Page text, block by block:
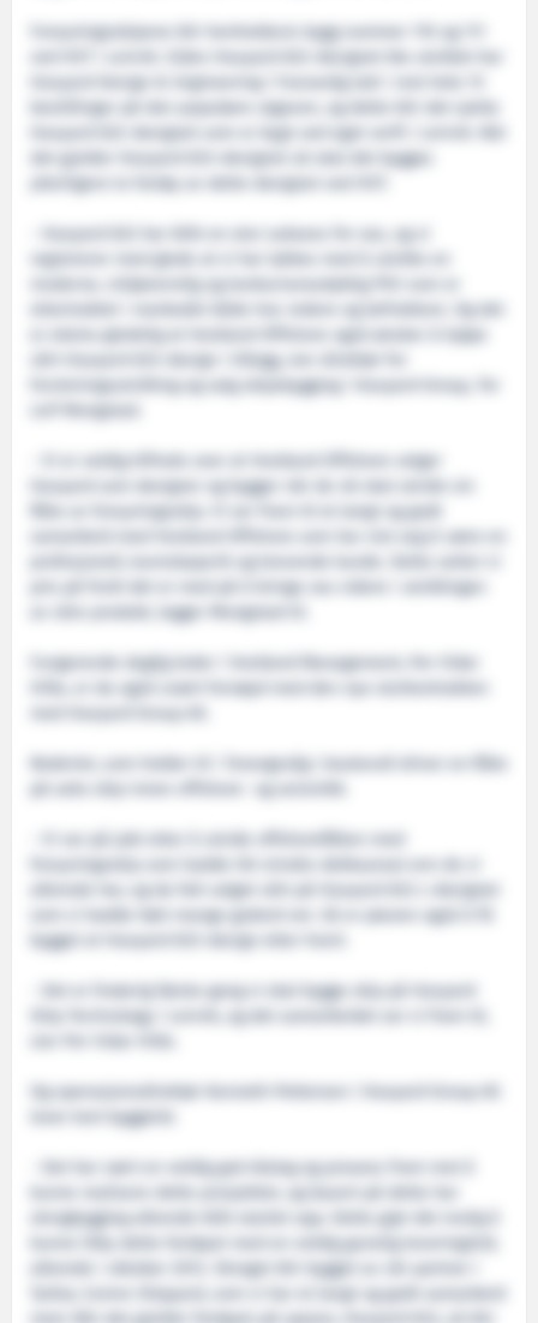
Forsyningsskipene blir henholdsvis bygg nummer 110 og 111
ved HST i Leirvik. Siden Havyard 832-designet ble utviklet har
Havyard Design & Engineering i Fosnavåg tatt i mot hele 15
bestillinger på den populære utgaven, og dette blir det sjette
Havyard 832-designet som er bygt ved eget verft i Leirvik. Når
det gjelder Havyard 833-designet så skal det bygges
ytterligere to fartøy av dette designet ved HST.
- Havyard 832 har blitt en stor suksess for oss, og vi
registrerer med glede at vi har lykkes med å utvikle en
moderne, miljøvennlig og konkurransedyktig PSV som er
ettertraktet i markedet både hos redere og befraktere. Og det
er ekstra gledelig at Vestland Offshore også ønsker å kjøpe
vårt Havyard 833-design i tillegg, sier direktør for
forretningsutvikling og salg skipsbygging i Havyard Group, Tor
Leif Mongstad.
- Vi er veldig tilfreds over at Vestland Offshore velger
Havyard som designer og bygger når de nå skal utvide sin
flåte av forsyningsskip. Vi ser fram til et langt og godt
samarbeid med Vestland Offshore som har vist seg å være en
profesjonell, kunnskapsrik og krevende kunde. Dette setter vi
pris på fordi det er med på å bringe oss videre i utviklingen
av våre produkt, legger Mongstad til.
Fungerende daglig leder i Vestland Management, Per Vidar
Hille, er da også svært fornøyd med den nye storkontrakten
med Havyard Group AS.
Rederiet, som holder til i Torangsvåg i Austevoll driver en flåte
på seks skip innen offshore- og seismikk.
- Vi var på jakt etter å utvide offshoreflåten med
forsyningsskip som hadde litt mindre dekksareal enn de vi
allerede har, og da falt valget vårt på Havyard 832 L-designet
som vi hadde hørt mange godord om. Så er planen også å få
bygget et Havyard 833-design etter hvert.
- Det er forøvrig første gang vi skal bygge skip på Havyard
Ship Technology i Leirvik, og det samarbeidet ser vi fram til,
Og operasjonsdirektør Kenneth Pettersen i Havyard Group AS
lover kort byggetid.
- Det har vært en veldig god dialog og prosess fram mot å
kunne realisere dette prosjektet, og basert på dette har
skrogbygging allerede blitt startet opp. Dette gjør det mulig å
kunne tilby dette fartøyet med en veldig gunstig leveringstid,
allerede i oktober 2012. Skroget blir bygget av vår partner i
Tyrkia; Cemre Shipyard, som vi har et langt og godt samarbeid